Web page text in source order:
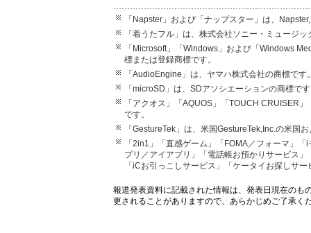
「Napster」および「ナップスター」は、
「着うたフル」は、株式会社ソニー・ミュージ
「Microsoft」「Windows」および「Windows
標または登録商標です。
「AudioEngine」は、ヤマハ株式会社の商標です
「microSD」は、SDアソシエーションの商標で
「アクオス」「AQUOS」「TOUCH CRUISER
です。
「GestureTek」は、米国GestureTek,Inc.の米国
「2in1」「直感ゲーム」「FOMA／フォーマ」
プリ／アイアプリ」「電話帳お預かりサービス
「iCお引っこしサービス」「ケータイお探しサ
報道発表資料に記載された情報は、発表日現在のも
更されることがありますので、あらかじめご了承く